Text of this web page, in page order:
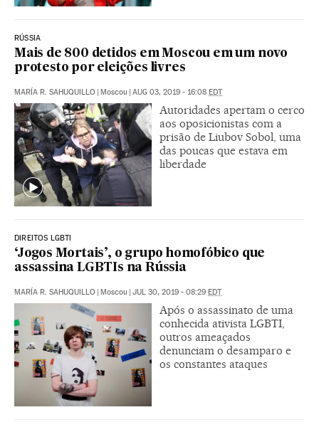
RÚSSIA
Mais de 800 detidos em Moscou em um novo
protesto por eleições livres
MARÍA R. SAHUQUILLO | Moscou | AUG 03, 2019 - 16:08 EDT
Autoridades apertam o cerco
aos oposicionistas com a
prisão de Liubov Sobol, uma
das poucas que estava em
liberdade
DIREITOS LGBTI
‘Jogos Mortais’, o grupo homofóbico que
assassina LGBTIs na Rússia
MARÍA R. SAHUQUILLO | Moscou | JUL 30, 2019 - 08:29 EDT
Após o assassinato de uma
conhecida ativista LGBTI,
outros ameaçados
denunciam o desamparo e
os constantes ataques